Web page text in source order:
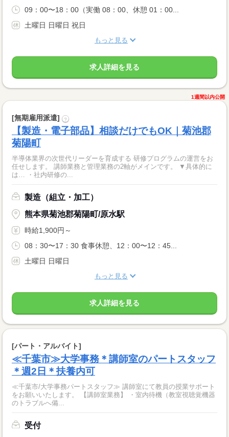
09：00〜18：00（実働 08：00、休憩 01：00...
土曜日 日曜日 祝日
もっと見る
求人詳細を見る
1週間以内公開
[無期雇用派遣] ?
【製造・電子部品】相談だけでもOK｜菊池郡
菊陽町
半導体業界の次世代リーダーを育成する 研修プログラムの運営をお
任せします。 講師業務と管理業務の2軸がメインです。 ▼具体的に
は… ・社内研修の...
製造（組立・加工）
熊本県菊池郡菊陽町/原水駅
時給1,900円～
08：30〜17：30 食事休憩、12：00〜12：45...
土曜日 日曜日
もっと見る
求人詳細を見る
[パート・アルバイト]
≪千葉市≫大学事務＊講師室のパートスタッフ
＊週2日＊扶養内可
≪千葉市/大学事務パートスタッフ≫ 講師室にて教員の授業サポート
をお願いいたします。 【講師室業務】 ・室内待機（教室視聴覚機器
のトラブルへ備...
受付